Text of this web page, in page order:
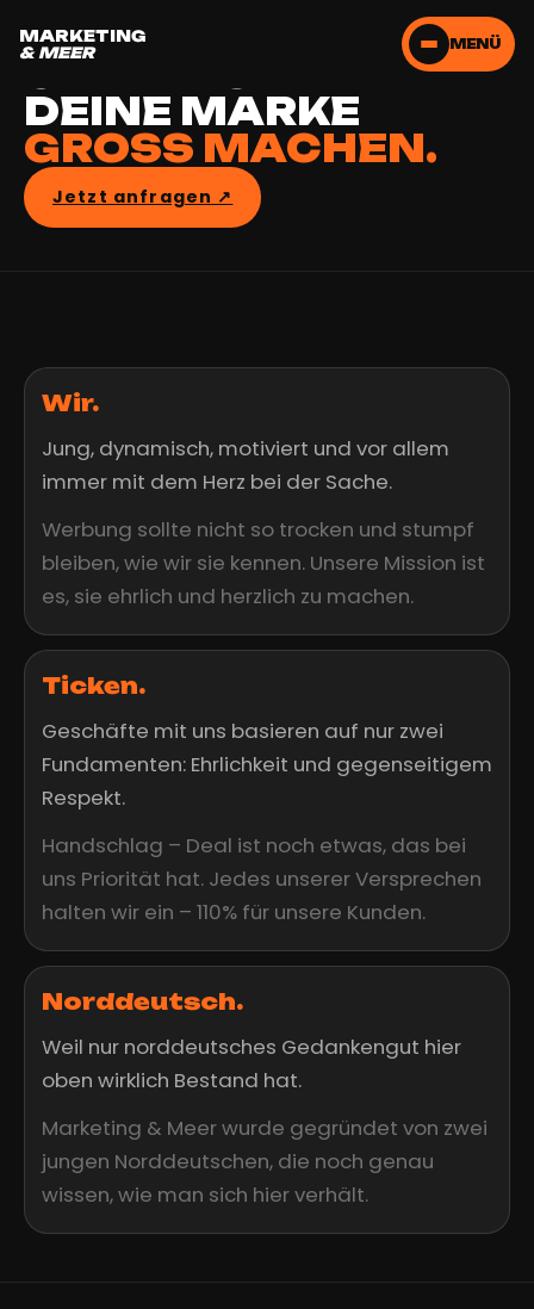
MARKETING
& MEER
MENÜ
LASS UNS
GEMEINSAM
DEINE MARKE
GROSS MACHEN.
Jetzt anfragen ↗︎
Wir.
Jung, dynamisch, motiviert und vor allem
immer mit dem Herz bei der Sache.
Werbung sollte nicht so trocken und stumpf
bleiben, wie wir sie kennen. Unsere Mission ist
es, sie ehrlich und herzlich zu machen.
Ticken.
Geschäfte mit uns basieren auf nur zwei
Fundamenten: Ehrlichkeit und gegenseitigem
Respekt.
Handschlag – Deal ist noch etwas, das bei
uns Priorität hat. Jedes unserer Versprechen
halten wir ein – 110% für unsere Kunden.
Norddeutsch.
Weil nur norddeutsches Gedankengut hier
oben wirklich Bestand hat.
Marketing & Meer wurde gegründet von zwei
jungen Norddeutschen, die noch genau
wissen, wie man sich hier verhält.